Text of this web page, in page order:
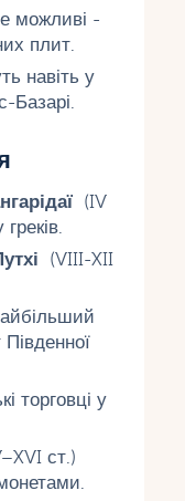
можливі -
плит.
навіть у
Базарі.
(IV
(VIII-XII
Південної
торговці у
ст.)